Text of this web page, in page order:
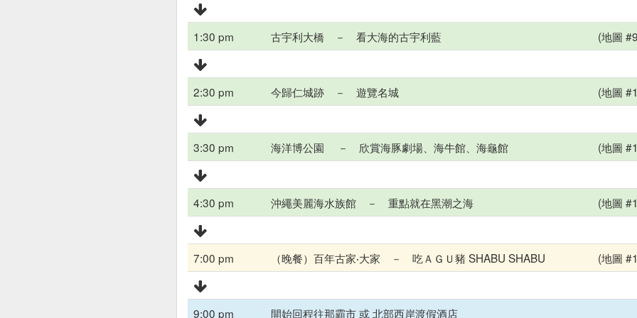
1:30 pm 古宇利大橋 － 看大海的古宇利藍 (地圖
2:30 pm 今歸仁城跡 － 遊覽名城 (地圖
3:30 pm 海洋博公園 － 欣賞海豚劇場、海牛館、海龜館 (地圖
4:30 pm 沖繩美麗海水族館 － 重點就在黑潮之海 (地圖
7:00 pm （晚餐）百年古家‧大家 － 吃ＡＧＵ豬 SHABU SHABU (地圖
9:00 pm 開始回程往那霸市 或 北部西岸渡假酒店